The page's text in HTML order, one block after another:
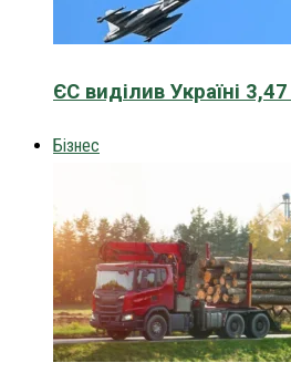
ЄС виділив Україні
Бізнес